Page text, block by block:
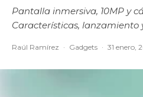
Pantalla inmersiva, 10MP y
Características, lanzamiento
Raúl Ramírez · Gadgets · 31 enero,